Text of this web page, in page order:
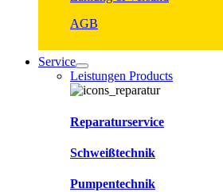
AGB
Service
Leistungen Products
Reparaturservice
Schweißtechnik
Pumpentechnik